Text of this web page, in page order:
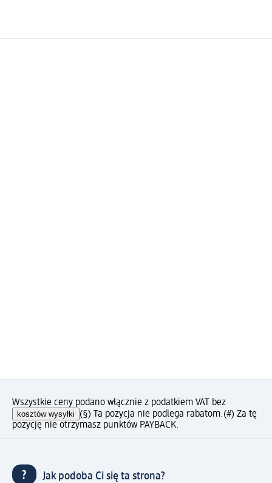
Wszystkie ceny podano włącznie z podatkiem VAT bez
kosztów wysyłki (§) Ta pozycja nie podlega rabatom.(#) Za tę
pozycję nie otrzymasz punktów PAYBACK.
Jak podoba Ci się ta strona?